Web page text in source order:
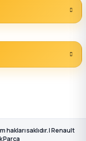
saklıdır. | Renault
Parça